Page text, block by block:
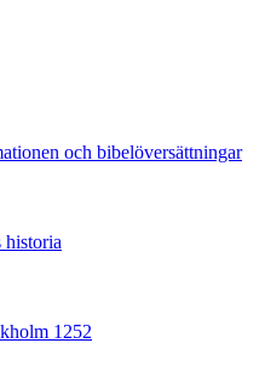
och bibelöversättningar
historia
1252